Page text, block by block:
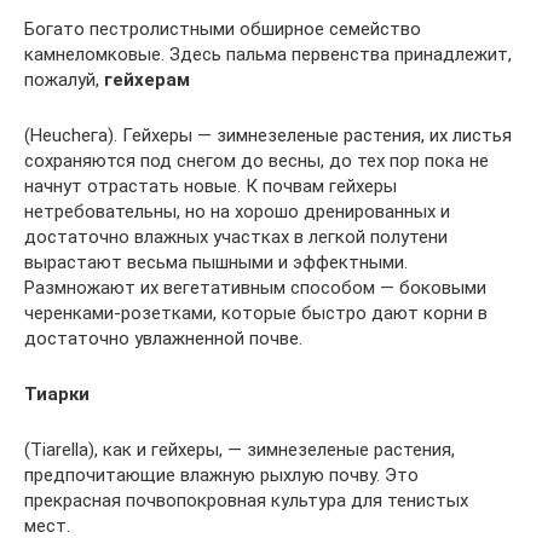
Богато пестролистными обширное семейство
камнеломковые. Здесь пальма первенства принадлежит,
пожалуй, гейхерам
(Heucheга). Гейхеры — зимнезеленые растения, их листья
сохраняются под снегом до весны, до тех пор пока не
начнут отрастать новые. К почвам гейхеры
нетребовательны, но на хорошо дренированных и
достаточно влажных участках в легкой полутени
вырастают весьма пышными и эффектными.
Размножают их вегетативным способом — боковыми
черенками-розетками, которые быстро дают корни в
достаточно увлажненной почве.
Тиарки
(Тiarellа), как и гейхеры, — зимнезеленые растения,
предпочитающие влажную рыхлую почву. Это
прекрасная почвопокровная культура для тенистых
мест.